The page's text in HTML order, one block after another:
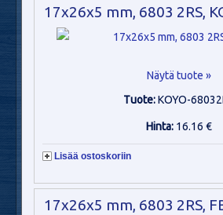
17x26x5 mm, 6803 2RS,
Näytä tuote »
Tuote:KOYO-
Hinta: 16.16 €
Lisää ostoskoriin
17x26x5 mm, 6803 2RS,